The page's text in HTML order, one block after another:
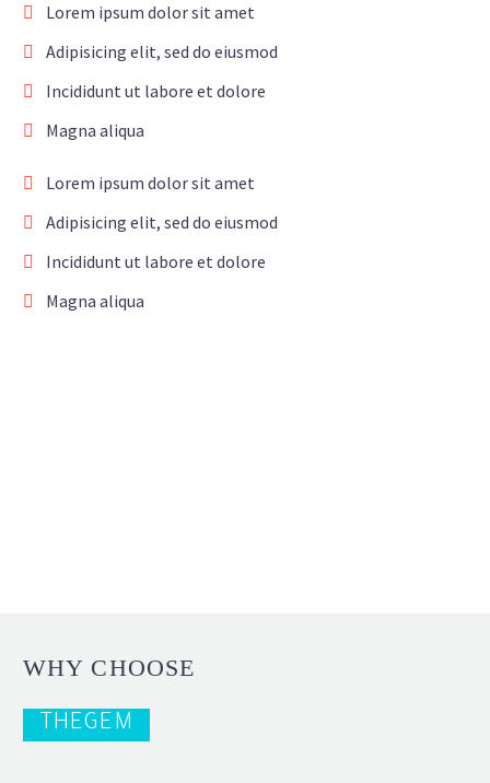
Lorem ipsum dolor sit amet
Adipisicing elit, sed do eiusmod
Incididunt ut labore et dolore
Magna aliqua
Lorem ipsum dolor sit amet
Adipisicing elit, sed do eiusmod
Incididunt ut labore et dolore
Magna aliqua
WHY CHOOSE
THEGEM